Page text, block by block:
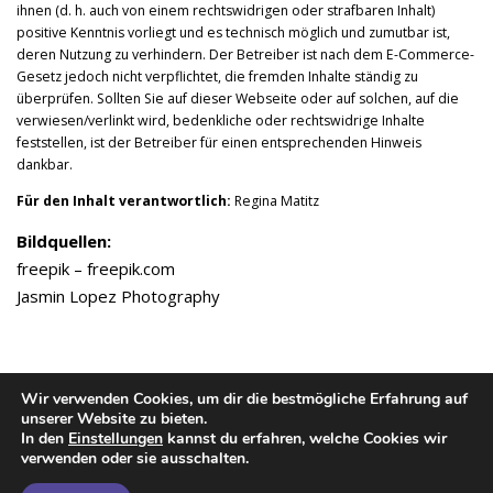
ihnen (d. h. auch von einem rechtswidrigen oder strafbaren Inhalt)
positive Kenntnis vorliegt und es technisch möglich und zumutbar ist,
deren Nutzung zu verhindern. Der Betreiber ist nach dem E-Commerce-
Gesetz jedoch nicht verpflichtet, die fremden Inhalte ständig zu
überprüfen. Sollten Sie auf dieser Webseite oder auf solchen, auf die
verwiesen/verlinkt wird, bedenkliche oder rechtswidrige Inhalte
feststellen, ist der Betreiber für einen entsprechenden Hinweis
dankbar.
Für den Inhalt verantwortlich: Regina Matitz
Bildquellen:
freepik – freepik.com
Jasmin Lopez Photography
Impressum Datenschutz
Wir verwenden Cookies, um dir die bestmögliche Erfahrung auf
unserer Website zu bieten.
In den Einstellungen kannst du erfahren, welche Cookies wir
verwenden oder sie ausschalten.